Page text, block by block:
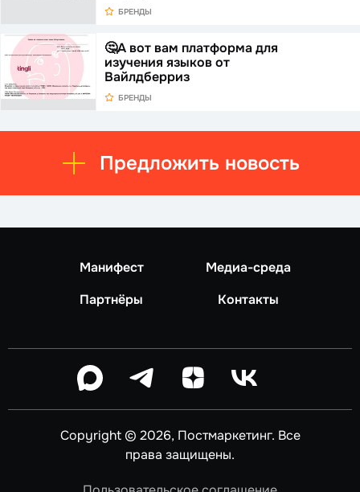
БРЕНДЫ
🤔А вот вам платформа для
изучения языков от
Вайлдберриз
БРЕНДЫ
Предложить новость
Манифест
Медиа-среда
Партнёры
Контакты
Copyright © 2026, Постмаркетинг. Все
права защищены.